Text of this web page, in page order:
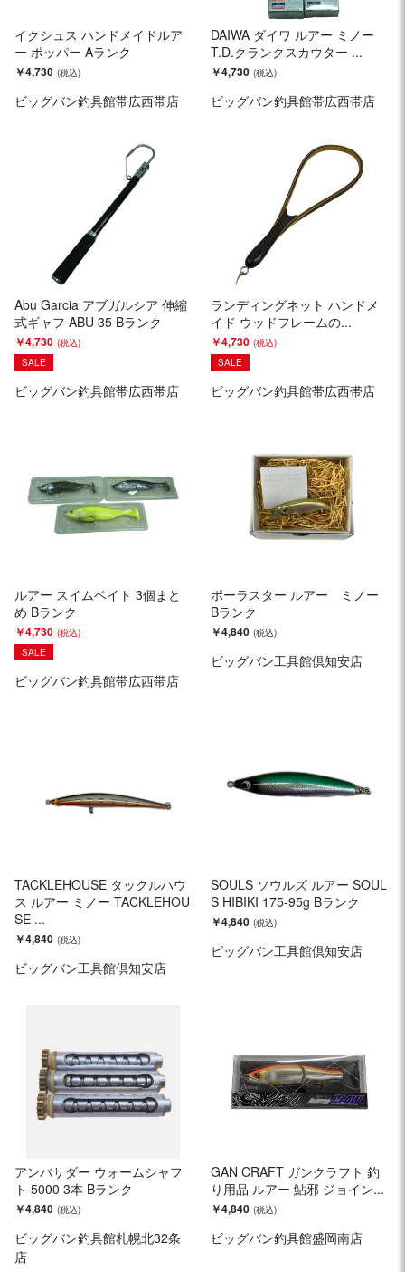
イクシュス ハンドメイドルア
ー ポッパー Aランク
￥4,730
ビッグバン釣具館帯広西帯店
DAIWA ダイワ ルアー ミノー
T.D.クランクスカウター ...
￥4,730
ビッグバン釣具館帯広西帯店
Abu Garcia アブガルシア 伸縮
式ギャフ ABU 35 Bランク
￥4,730
SALE
ビッグバン釣具館帯広西帯店
ランディングネット ハンドメ
イド ウッドフレームの...
￥4,730
SALE
ビッグバン釣具館帯広西帯店
ルアー スイムベイト 3個まと
め Bランク
￥4,730
SALE
ビッグバン釣具館帯広西帯店
ポーラスター ルアー ミノー
Bランク
￥4,840
ビッグバン工具館倶知安店
TACKLEHOUSE タックルハウ
ス ルアー ミノー TACKLEHOU
SE ...
￥4,840
ビッグバン工具館倶知安店
SOULS ソウルズ ルアー SOUL
S HIBIKI 175-95g Bランク
￥4,840
ビッグバン工具館倶知安店
アンバサダー ウォームシャフ
ト 5000 3本 Bランク
￥4,840
ビッグバン釣具館札幌北32条
店
GAN CRAFT ガンクラフト 釣
り用品 ルアー 鮎邪 ジョイン...
￥4,840
ビッグバン釣具館盛岡南店